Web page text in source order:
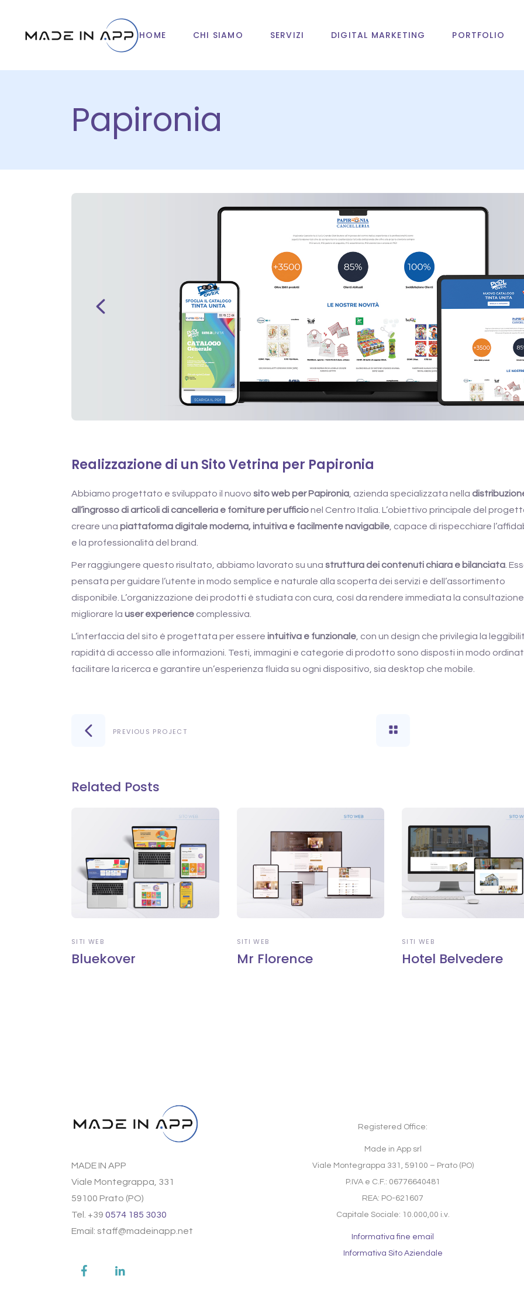
HOME CHI SIAMO SERVIZI DIGITAL MARKETING PORTFOLIO
Papironia
Realizzazione di un Sito Vetrina per Papironia
Abbiamo progettato e sviluppato il nuovo sito web per Papironia , azienda specializzata nella
all’ingrosso di articoli di cancelleria e forniture per ufficionel Centro Italia. L’obiettivo principale del
creare una piattaforma digitale moderna, intuitiva e facilmente navigabile , capace di rispecchiare
e la professionalità del brand.
Per raggiungere questo risultato, abbiamo lavorato su una struttura dei contenuti chiara e bilanciata .
pensata per guidare l’utente in modo semplice e naturale alla scoperta dei servizi e dell’assortimento
disponibile. L’organizzazione dei prodotti è studiata con cura, così da rendere immediata la
migliorare la user experience complessiva.
L’interfaccia del sito è progettata per essere intuitiva e funzionale , con un design che privilegia la
rapidità di accesso alle informazioni. Testi, immagini e categorie di prodotto sono disposti in modo
facilitare la ricerca e garantire un’esperienza fluida su ogni dispositivo, sia desktop che mobile.
PREVIOUS PROJECT
Related Posts
SITI WEB
Bluekover
SITI WEB
Mr Florence
SITI WEB
Hotel Belvedere
MADE IN APP
Viale Montegrappa, 331
59100 Prato (PO)
Tel. +39 0574 185 3030
Email: staff@madeinapp.net
Registered Office:
Made in App srl
Viale Montegrappa 331, 59100 – Prato (PO)
P.IVA e C.F.: 06776640481
REA: PO-621607
Capitale Sociale: 10.000,00 i.v.
Informativa fine email
Informativa Sito Aziendale